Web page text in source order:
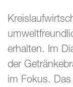
erhalten. Im
der
im Fokus.